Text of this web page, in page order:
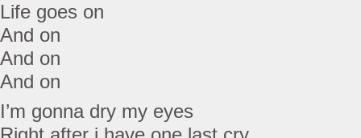
Life goes on
And on
And on
And on
I’m gonna dry my eyes